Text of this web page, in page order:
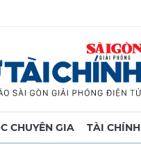
CHUYÊN GIA TÀI CHÍNH